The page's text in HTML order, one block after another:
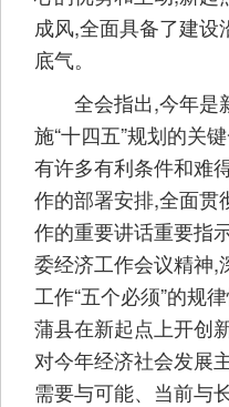
成风,全面具备了建
底气。
全会指出,今年是
施“十四五”规划的关
有许多有利条件和难
作的部署安排,全面贯
作的重要讲话重要指
委经济工作会议精神,
工作“五个必须”的规
蒲县在新起点上开创
对今年经济社会发展
需要与可能、当前与